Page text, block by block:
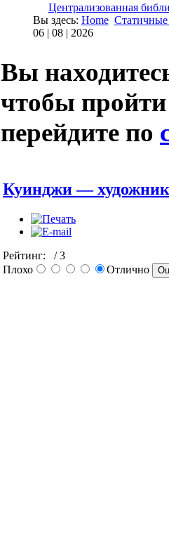
Централизованная
Вы здесь: Home
06 | 08 | 2026
Вы
чтобы
перейдите по
Куинджи — художник
Рейтинг:
/ 3
Плохо
Отлично